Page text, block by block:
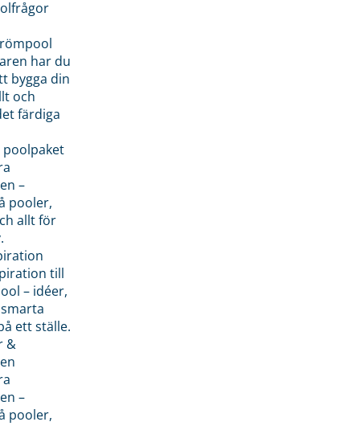
har du
bygga din
och
färdiga
–
pooler,
allt för
till
– idéer,
ett ställe.
&
–
pooler,